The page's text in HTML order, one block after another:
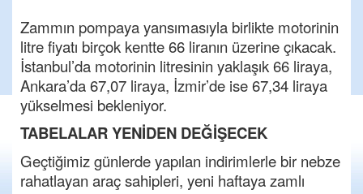
Zammın pompaya yansımasıyla birlikte motorinin
litre fiyatı birçok kentte 66 liranın üzerine çıkacak.
İstanbul’da motorinin litresinin yaklaşık 66 liraya,
Ankara’da 67,07 liraya, İzmir’de ise 67,34 liraya
yükselmesi bekleniyor.
TABELALAR YENİDEN DEĞİŞECEK
Geçtiğimiz günlerde yapılan indirimlerle bir nebze
rahatlayan araç sahipleri, yeni haftaya zamlı